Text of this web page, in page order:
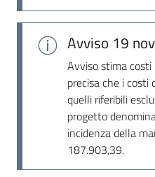
Avviso 19
Avviso stima
precisa che i costi
quelli riferibili
progetto
incidenza della
187.903,39.